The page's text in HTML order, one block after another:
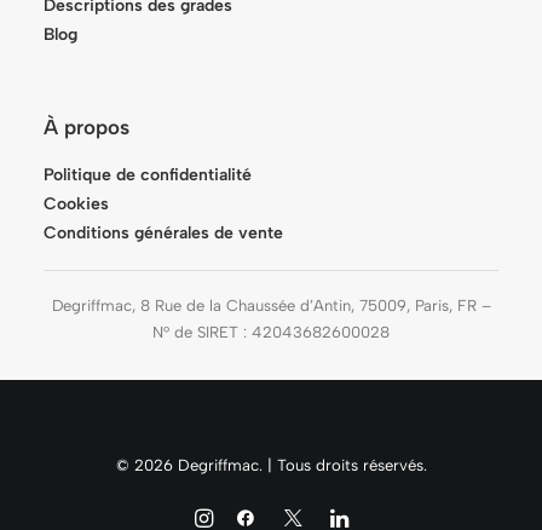
Descriptions des grades
Blog
À propos
Politique de confidentialité
Cookies
Conditions générales de vente
Degriffmac, 8 Rue de la Chaussée d’Antin, 75009, Paris, FR –
N° de SIRET : 42043682600028
© 2026 Degriffmac. | Tous droits réservés.